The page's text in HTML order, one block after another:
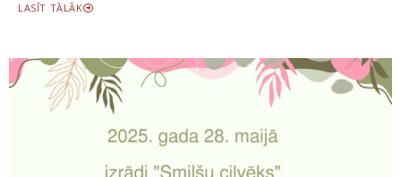
LASĪT TĀLĀK